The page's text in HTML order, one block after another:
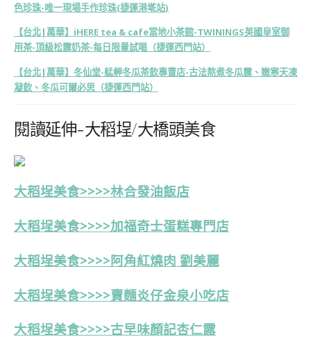
色珍珠-唯一現場手作珍珠(捷運港墘站)
【台北|萬華】iHERE tea & cafe當地小茶館-TWININGS英國皇室御
用茶-頂級松露奶茶-每日限量試喝（捷運西門站）
【台北|萬華】冬仙堂-艋舺冬瓜茶飲專賣店-古法熬煮冬瓜露、嫩寒天凍
凝飲、冬瓜可爾必思（捷運西門站）
閱讀延伸-大稻埕/大橋頭美食
大稻埕美食>>>>林合發油飯店
大稻埕美食>>>>加福奇士蛋糕專門店
大稻埕美食>>>>阿角紅燒肉 劉美麗
大稻埕美食>>>>賣麵炎仔金泉小吃店
大稻埕美食>>>>古早味顏記杏仁露